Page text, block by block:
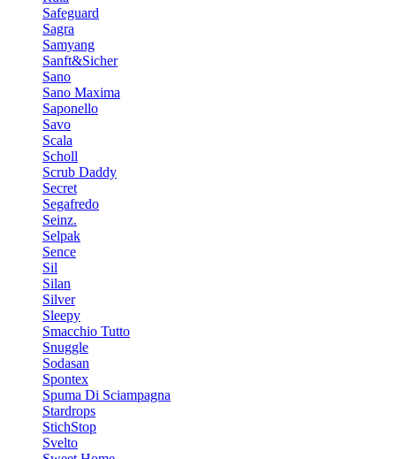
Safeguard
Sagra
Samyang
Sanft&Sicher
Sano
Sano Maxima
Saponello
Savo
Scala
Scholl
Scrub Daddy
Secret
Segafredo
Seinz.
Selpak
Sence
Sil
Silan
Silver
Sleepy
Smacchio Tutto
Snuggle
Sodasan
Spontex
Spuma Di Sciampagna
Stardrops
StichStop
Svelto